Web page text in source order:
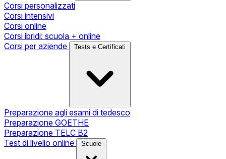
Corsi personalizzati
Corsi intensivi
Corsi online
Corsi ibridi: scuola + online
Corsi per aziende
Tests e Certificati
Preparazione agli esami di tedesco
Preparazione GOETHE
Preparazione TELC B2
Test di livello online
Scuole